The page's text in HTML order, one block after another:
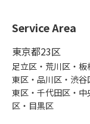
Service Area
東京都23区
足立区・荒川区・
東区・品川区・渋
東区・千代田区・
区・目黒区